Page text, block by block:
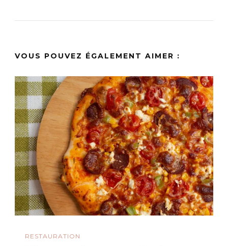
VOUS POUVEZ ÉGALEMENT AIMER :
RESTAURATION